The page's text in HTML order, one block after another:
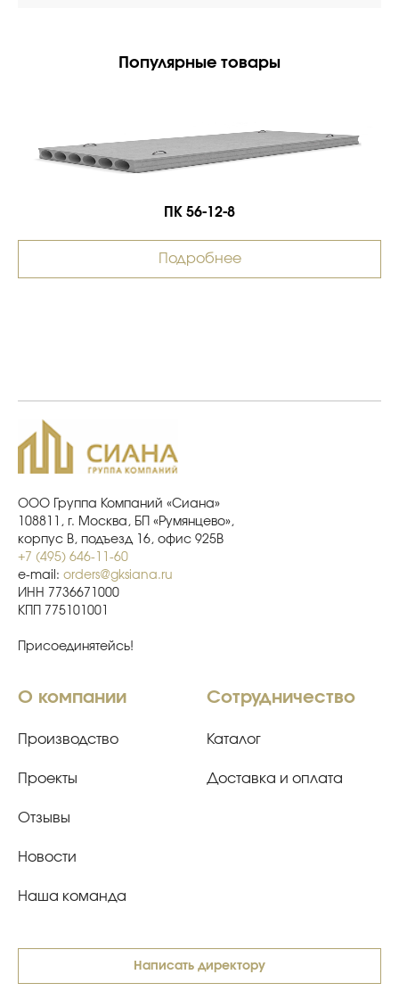
Популярные товары
ПК 56-12-8
Подробнее
ООО Группа Компаний «Сиана»
108811, г. Москва, БП «Румянцево»,
корпус В, подъезд 16, офис 925В
+7 (495) 646-11-60
e-mail: orders@gksiana.ru
ИНН 7736671000
КПП 775101001
Присоединятейсь!
О компании
Производство
Проекты
Отзывы
Новости
Наша команда
Сотрудничество
Каталог
Доставка и оплата
Написать директору